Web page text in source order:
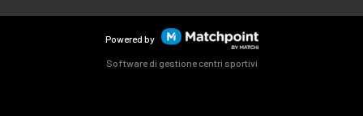
Powered by
Software di gestione centri sportivi